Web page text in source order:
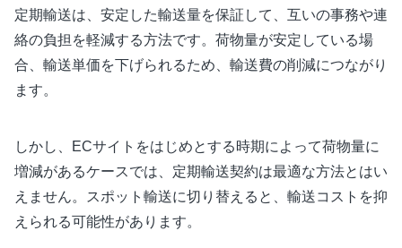
定期輸送は、安定した輸送量を保証して、互いの事務や連
絡の負担を軽減する方法です。荷物量が安定している場
合、輸送単価を下げられるため、輸送費の削減につながり
ます。
しかし、ECサイトをはじめとする時期によって荷物量に
増減があるケースでは、定期輸送契約は最適な方法とはい
えません。スポット輸送に切り替えると、輸送コストを抑
えられる可能性があります。